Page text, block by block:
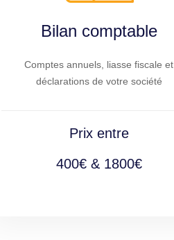
Bilan comptable
Comptes annuels, liasse fiscale et
déclarations de votre société
Prix entre
400€ & 1800€